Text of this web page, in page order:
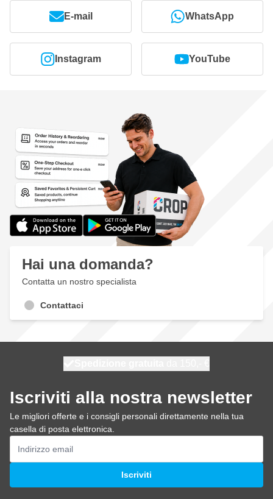
L'abrasivo è trattato con un rivestimento anti-intasamento
per una lunga durata
Contiene un robusto velcro per una buona adesione alla
levigatrice
Utilizzabile su tutti i materiali e le superfici
Confezionato in set da 50 fogli per grana
E-mail WhatsApp
Instagram YouTube
Hai una domanda?
Contatta un nostro specialista
Contattaci
Iscriviti alla nostra newsletter
Le migliori offerte e i consigli personali direttamente nella tua
casella di posta elettronica.
Indirizzo email
Iscriviti